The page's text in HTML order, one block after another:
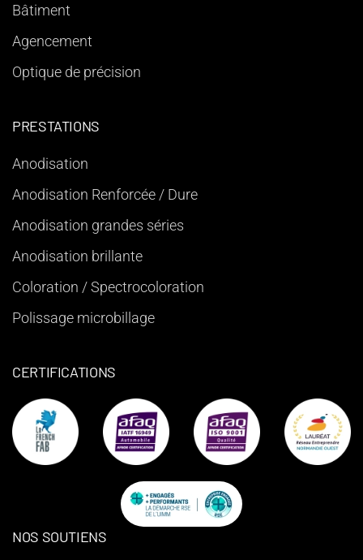
Bâtiment
Agencement
Optique de précision
PRESTATIONS
Anodisation
Anodisation Renforcée / Dure
Anodisation grandes séries
Anodisation brillante
Coloration / Spectrocoloration
Polissage microbillage
CERTIFICATIONS
NOS SOUTIENS